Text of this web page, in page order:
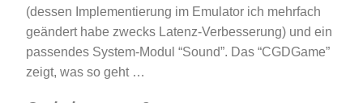
(dessen Implementierung im Emulator ich mehrfach
geändert habe zwecks Latenz-Verbesserung) und ein
passendes System-Modul “Sound”. Das “CGDGame”
zeigt, was so geht …